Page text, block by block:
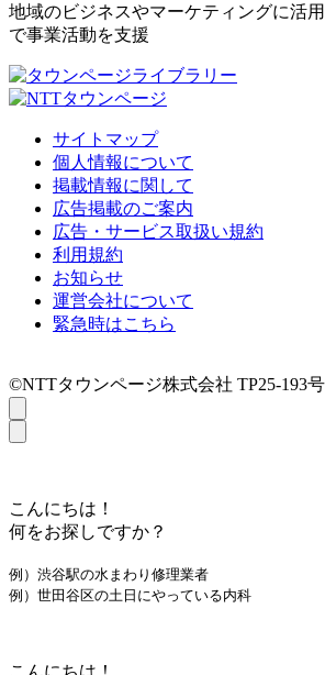
地域のビジネスやマーケティングに活
で事業活動を支援
サイトマップ
個人情報について
掲載情報に関して
広告掲載のご案内
広告・サービス取扱い規約
利用規約
お知らせ
運営会社について
緊急時はこちら
©NTTタウンページ株式会社 TP25-193号
こんにちは！
何をお探しですか？
例）渋谷駅の水まわり修理業者
例）世田谷区の土日にやっている内科
こんにちは！